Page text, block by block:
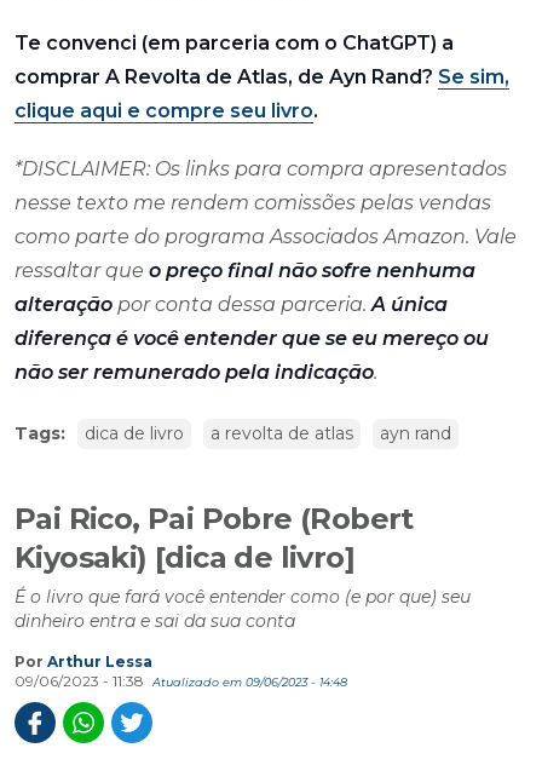
Te convenci (em parceria com o ChatGPT) a
comprar A Revolta de Atlas, de Ayn Rand? Se sim,
clique aqui e compre seu livro.
*DISCLAIMER: Os links para compra apresentados
nesse texto me rendem comissões pelas vendas
como parte do programa Associados Amazon. Vale
ressaltar que o preço final não sofre nenhuma
alteração por conta dessa parceria.A única
diferença é você entender que se eu mereço ou
não ser remunerado pela indicação.
Tags: dica de livro a revolta de atlas ayn rand
Pai Rico, Pai Pobre (Robert
Kiyosaki) [dica de livro]
É o livro que fará você entender como (e por que) seu
dinheiro entra e sai da sua conta
Por Arthur Lessa
09/06/2023 - 11:38
Atualizado em 09/06/2023 - 14:48